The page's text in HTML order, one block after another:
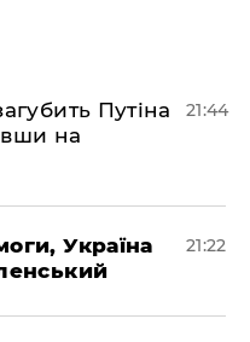
Путіна
на
21:44
Україна
21:22